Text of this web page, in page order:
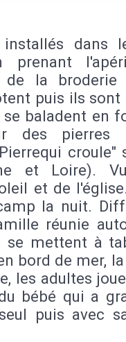
installés dans
prenant
de la broderie
puis ils sont
se baladent en
des pierres
croule"
et Loire).
et de
la nuit.
réunie
se mettent à
bord de mer,
les adultes
bébé qui a
puis avec